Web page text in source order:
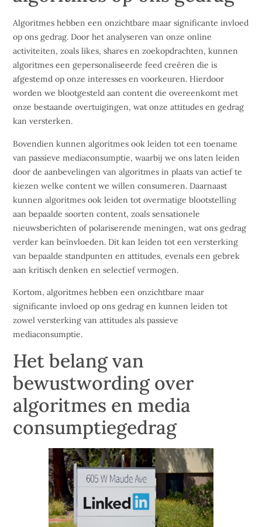
Algoritmes hebben een onzichtbare maar significante invloed
op ons gedrag. Door het analyseren van onze online
activiteiten, zoals likes, shares en zoekopdrachten, kunnen
algoritmes een gepersonaliseerde feed creëren die is
afgestemd op onze interesses en voorkeuren. Hierdoor
worden we blootgesteld aan content die overeenkomt met
onze bestaande overtuigingen, wat onze attitudes en gedrag
kan versterken.
Bovendien kunnen algoritmes ook leiden tot een toename
van passieve mediaconsumptie, waarbij we ons laten leiden
door de aanbevelingen van algoritmes in plaats van actief te
kiezen welke content we willen consumeren. Daarnaast
kunnen algoritmes ook leiden tot overmatige blootstelling
aan bepaalde soorten content, zoals sensationele
nieuwsberichten of polariserende meningen, wat ons gedrag
verder kan beïnvloeden. Dit kan leiden tot een versterking
van bepaalde standpunten en attitudes, evenals een gebrek
aan kritisch denken en selectief vermogen.
Kortom, algoritmes hebben een onzichtbare maar
significante invloed op ons gedrag en kunnen leiden tot
zowel versterking van attitudes als passieve
mediaconsumptie.
Het belang van
bewustwording over
algoritmes en media
consumptiegedrag